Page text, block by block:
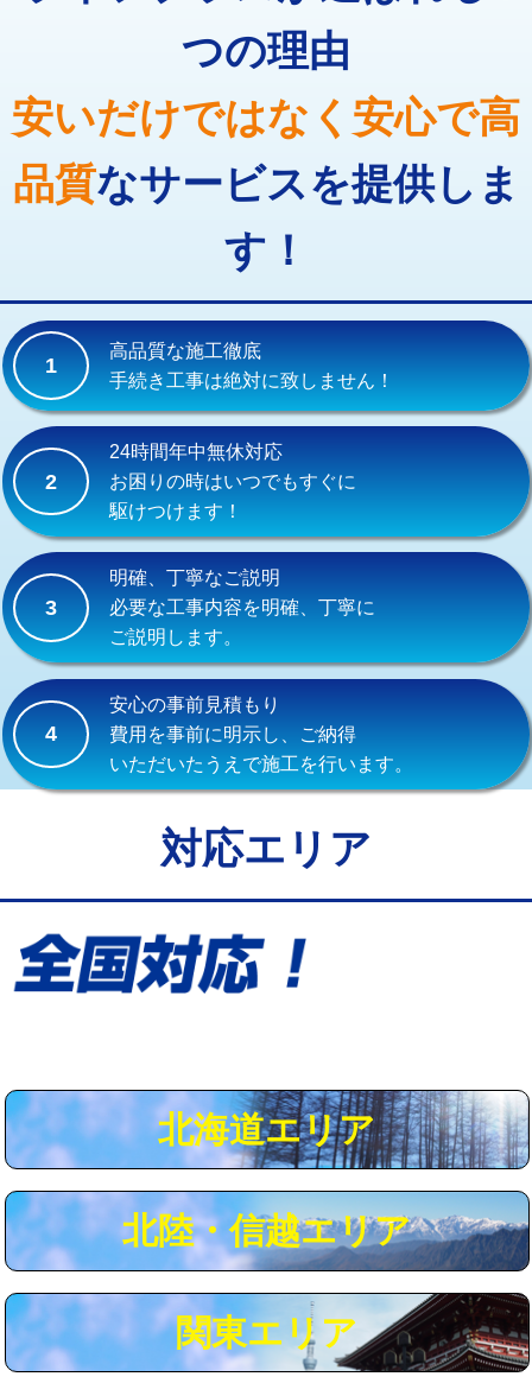
16,500円
廃棄・処分 現場見積
止水・漏水調査・防水処理・清掃・修
22,000円
止水・漏水調査・防水処理・清掃・修
理・調整・分解・加工など（重作業）
33,000円
その他部品の脱着 8,800円～
交換・取付(単水栓（壁付・デッキ
式）)
13,200円+材料費
交換・取付(混合水栓（壁付・デッキ
式・ワンホール）)
16,500円+材料費
交換・取付(排水栓・排水トラップ
（P/S/ポップアップ））
交換・取付（その他部品）
持込商品取付（単水栓）
持込商品取付（混合水栓） 16,500円
持込商品取付（浄水器・分岐水栓） 16,500円
給水管工事※（ホール加工)
給水管工事※（バンド止め) 3,300円
給水管工事※（保温材使用（バンド止
5,500円
給水管工事※（土の掘削・埋め戻し作
業)
用（追加）/3ｍ超え)
給水管工事※（ライニング鋼管・銅
44,000円
給水管工事※（ライニング鋼管・銅
管・ポリ管・HT管使用/3ｍ超え)
+8,800円
マス交換（土の掘削・埋め戻し作業） 11,000円~
マス交換（深さ50㎝未満） 55,000円
つの理由
安いだけではなく安心で高
品質なサービスを提供しま
す！
1
高品質な施工徹底
手続き工事は絶対に致しません！
2
24時間年中無休対応
お困りの時はいつでもすぐに
駆けつけます！
3
明確、丁寧なご説明
必要な工事内容を明確、丁寧に
ご説明します。
4
安心の事前見積もり
費用を事前に明示し、ご納得
いただいたうえで施工を行います。
対応エリア
北海道エリア
北陸・信越エリア
関東エリア